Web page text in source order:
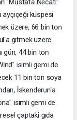
"Mustafa Necati"
ayçiçeği küspesi
üzere, 66 bin ton
gitmek üzere
gün, 44 bin ton
isimli gemi de
11 bin ton soya
İskenderun'a
isimli gemi de
çaptaki gıda